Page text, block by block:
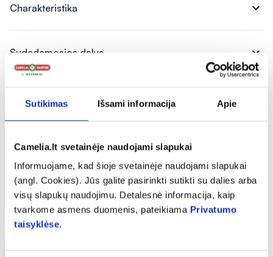
Sutikimas Išsami informacija Apie
Camelia.lt svetainėje naudojami slapukai
Informuojame, kad šioje svetainėje naudojami slapukai
(angl. Cookies). Jūs galite pasirinkti sutikti su dalies arba
visų slapukų naudojimu. Detalesnė informacija, kaip
tvarkome asmens duomenis, pateikiama Privatumo
taisyklėse.
Charakteristika expand_more
Sudedamosios dalys expand_more
Vartojimas
Instrukcijos ir informacija
Atsiliepimai (1) expand_more